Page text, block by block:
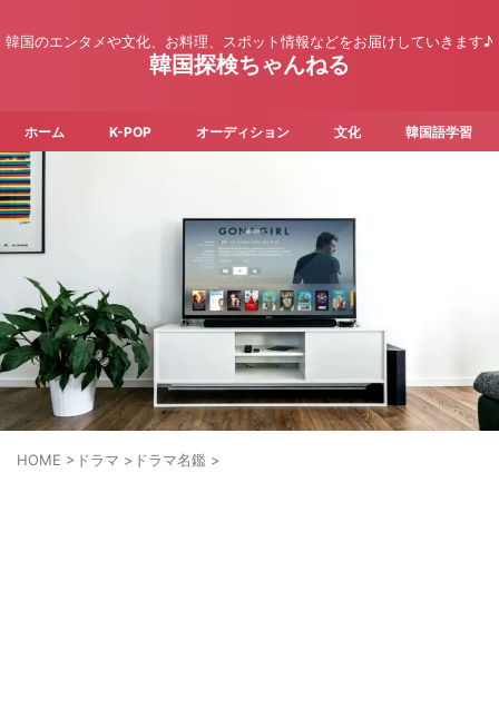
韓国のエンタメや文化、お料理、スポット情報などをお届けしていきます♪
韓国探検ちゃんねる
ホーム K-POP オーディション 文化 韓国語学習
HOME > ドラマ > ドラマ名鑑 >